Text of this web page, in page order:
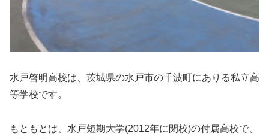
水戸啓明高校は、茨城県の水戸市の千波町にありる私立高
等学校です。
もともとは、水戸短期大学(2012年に閉校)の付属高校で、